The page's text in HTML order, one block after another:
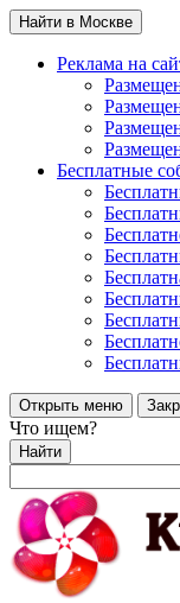
Найти в Москве
Реклама на
Бесплатные
Открыть меню
Что ищем?
Найти